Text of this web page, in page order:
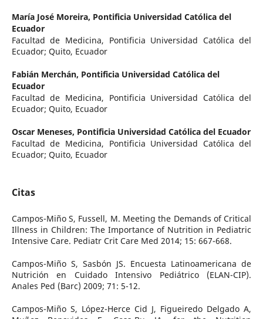
María José Moreira, Pontificia Universidad Católica del
Ecuador
Facultad de Medicina, Pontificia Universidad Católica del
Ecuador; Quito, Ecuador
Fabián Merchán, Pontificia Universidad Católica del
Ecuador
Facultad de Medicina, Pontificia Universidad Católica del
Ecuador; Quito, Ecuador
Oscar Meneses, Pontificia Universidad Católica del Ecuador
Facultad de Medicina, Pontificia Universidad Católica del
Ecuador; Quito, Ecuador
Citas
Campos-Miño S, Fussell, M. Meeting the Demands of Critical
Illness in Children: The Importance of Nutrition in Pediatric
Intensive Care. Pediatr Crit Care Med 2014; 15: 667-668.
Campos-Miño S, Sasbón JS. Encuesta Latinoamericana de
Nutrición en Cuidado Intensivo Pediátrico (ELAN-CIP).
Anales Ped (Barc) 2009; 71: 5-12.
Campos-Miño S, López-Herce Cid J, Figueiredo Delgado A,